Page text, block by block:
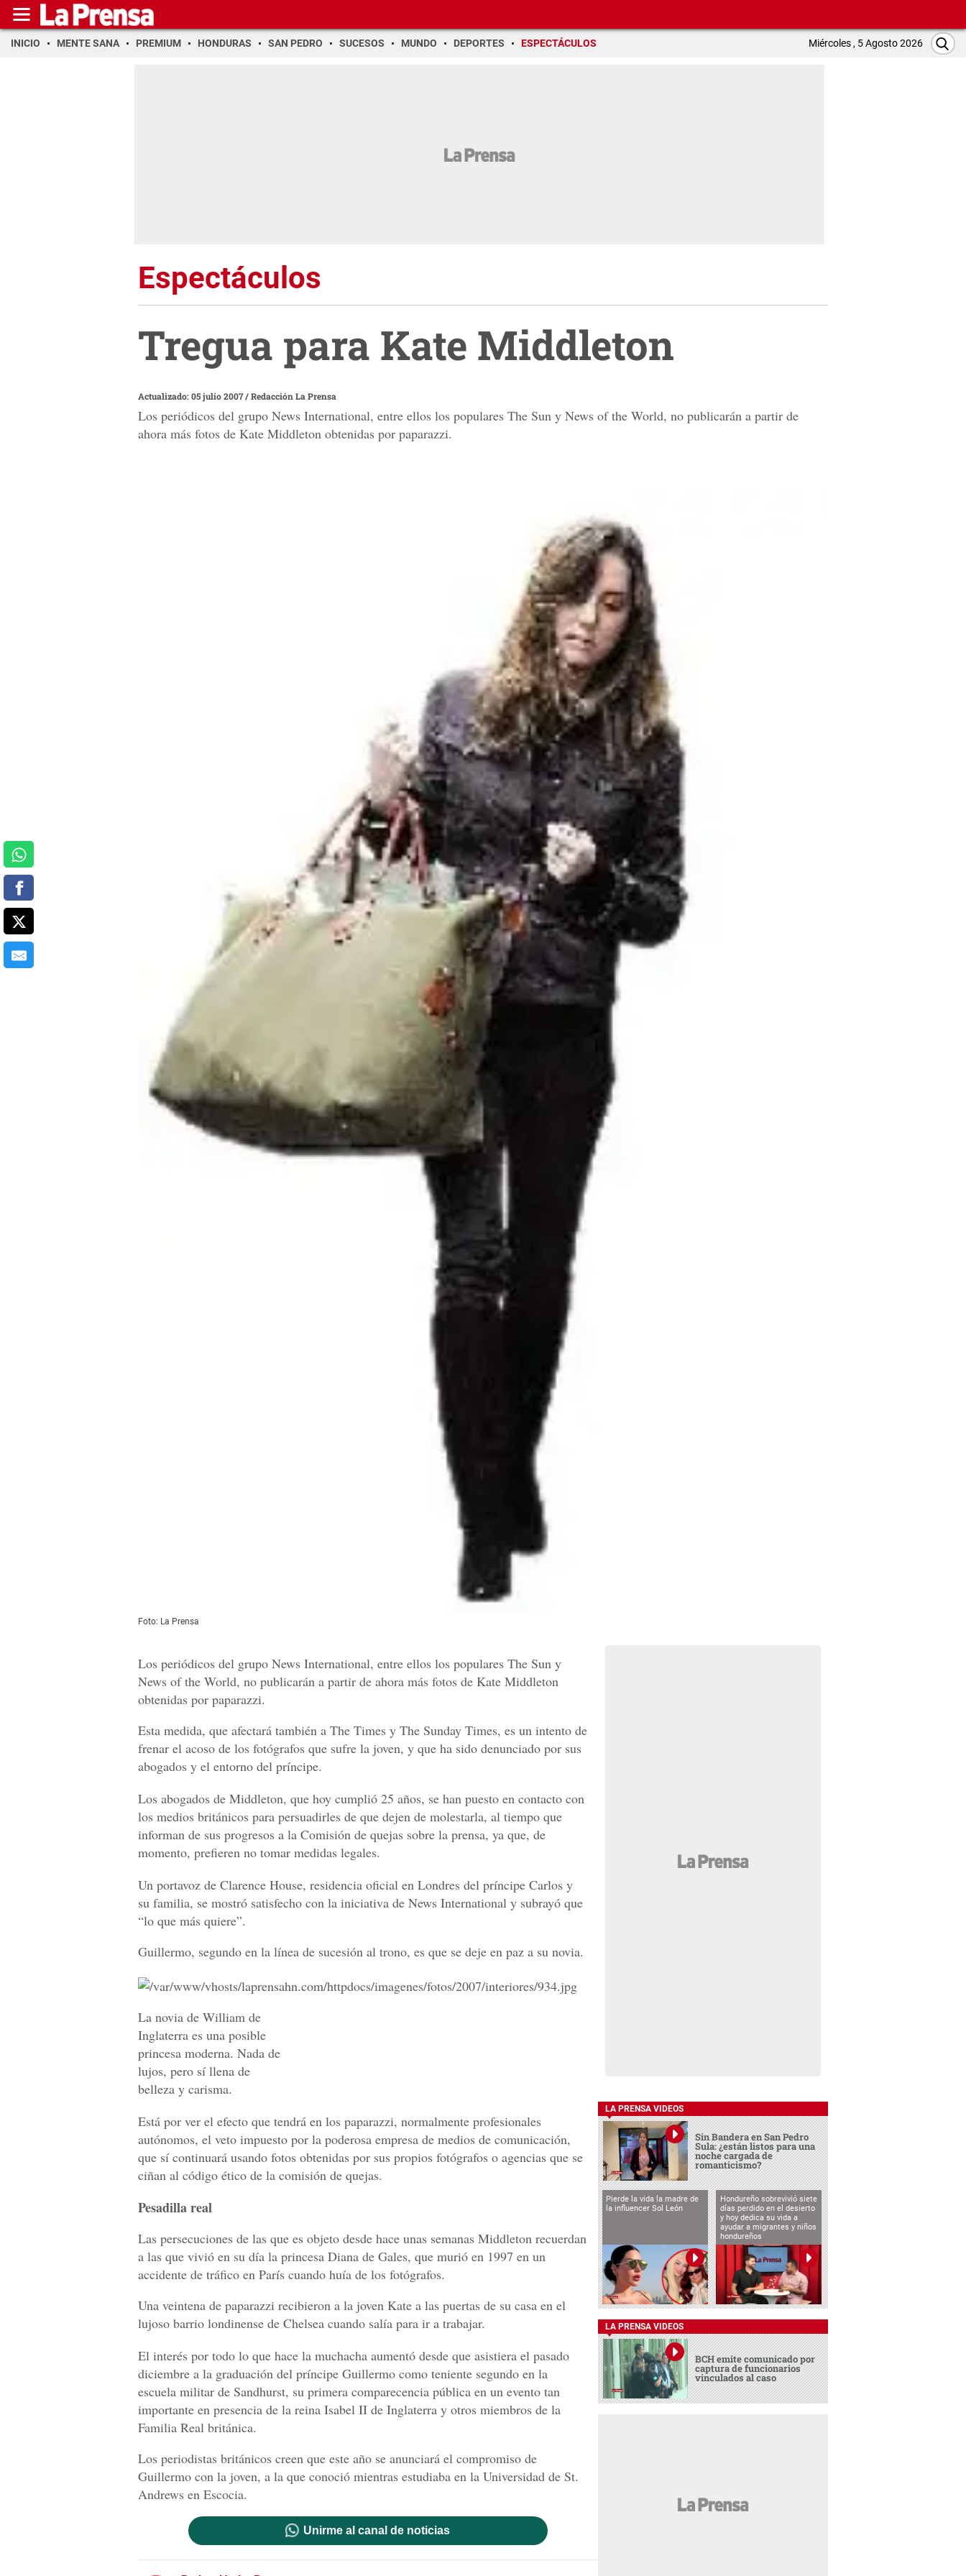
INICIO MENTE SANA PREMIUM HONDURAS SAN PEDRO SUCESOS MUNDO DEPORTES ESPECTÁCULOS Miércoles , 5 Agosto 2026
Espectáculos
Tregua para Kate Middleton
Actualizado: 05 julio 2007/Redacción La Prensa
Los periódicos del grupo News International, entre ellos los populares The Sun y News of the World, no publicarán a partir de
ahora más fotos de Kate Middleton obtenidas por paparazzi.
Foto: La Prensa
Los periódicos del grupo News International, entre ellos los populares The Sun y
News of the World, no publicarán a partir de ahora más fotos de Kate Middleton
obtenidas por paparazzi.
Esta medida, que afectará también a The Times y The Sunday Times, es un intento de
frenar el acoso de los fotógrafos que sufre la joven, y que ha sido denunciado por sus
abogados y el entorno del príncipe.
Los abogados de Middleton, que hoy cumplió 25 años, se han puesto en contacto con
los medios británicos para persuadirles de que dejen de molestarla, al tiempo que
informan de sus progresos a la Comisión de quejas sobre la prensa, ya que, de
momento, prefieren no tomar medidas legales.
Un portavoz de Clarence House, residencia oficial en Londres del príncipe Carlos y
su familia, se mostró satisfecho con la iniciativa de News International y subrayó que
“lo que más quiere”.
Guillermo, segundo en la línea de sucesión al trono, es que se deje en paz a su novia.
La novia de William de
Inglaterra es una posible
princesa moderna. Nada de
lujos, pero sí llena de
belleza y carisma.
Está por ver el efecto que tendrá en los paparazzi, normalmente profesionales
autónomos, el veto impuesto por la poderosa empresa de medios de comunicación,
que sí continuará usando fotos obtenidas por sus propios fotógrafos o agencias que se
ciñan al código ético de la comisión de quejas.
Pesadilla real
Las persecuciones de las que es objeto desde hace unas semanas Middleton recuerdan
a las que vivió en su día la princesa Diana de Gales, que murió en 1997 en un
accidente de tráfico en París cuando huía de los fotógrafos.
Una veintena de paparazzi recibieron a la joven Kate a las puertas de su casa en el
lujoso barrio londinense de Chelsea cuando salía para ir a trabajar.
El interés por todo lo que hace la muchacha aumentó desde que asistiera el pasado
diciembre a la graduación del príncipe Guillermo como teniente segundo en la
escuela militar de Sandhurst, su primera comparecencia pública en un evento tan
importante en presencia de la reina Isabel II de Inglaterra y otros miembros de la
Familia Real británica.
Los periodistas británicos creen que este año se anunciará el compromiso de
Guillermo con la joven, a la que conoció mientras estudiaba en la Universidad de St.
Andrews en Escocia.
Unirme al canal de noticias
LA PRENSA VIDEOS
Sin Bandera en San Pedro
Sula: ¿están listos para una
noche cargada de
romanticismo?
Pierde la vida la madre de
la influencer Sol León
Hondureño sobrevivió siete
días perdido en el desierto
y hoy dedica su vida a
ayudar a migrantes y niños
hondureños
LA PRENSA VIDEOS
BCH emite comunicado por
captura de funcionarios
vinculados al caso